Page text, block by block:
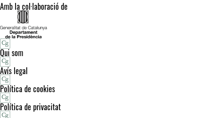
Amb la col·laboració de
Qui som
Avís legal
Política de cookies
Política de privacitat